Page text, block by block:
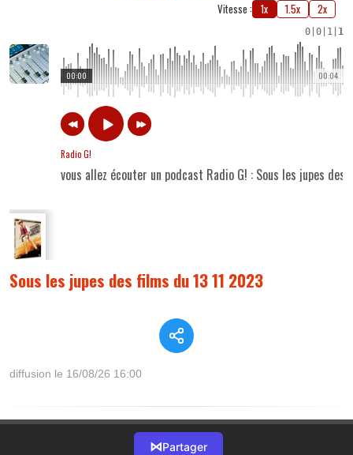
Vitesse : 1x 1.5x 2x
0 0 1 1
00:04
00:00
Radio G!
vous allez écouter un podcast Radio G! : Sous les jupes des
Sous les jupes des films du 13 11 2023
diffusion le 16/08/26 16:00
⋈Partager